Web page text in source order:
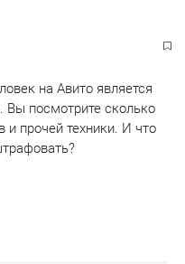
на Авито является
посмотрите сколько
прочей техники. И что